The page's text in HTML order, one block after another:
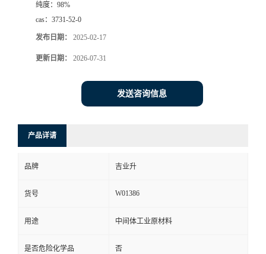
纯度： 98%
cas： 3731-52-0
发布日期： 2025-02-17
更新日期： 2026-07-31
发送咨询信息
产品详请
品牌 吉业升
货号 W01386
用途 中间体工业原材料
是否危险化学品 否